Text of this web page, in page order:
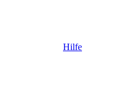
Hilfe